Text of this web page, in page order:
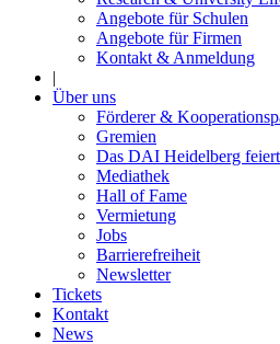
Angebote für Schulen
Angebote für Firmen
Kontakt & Anmeldung
|
Über uns
Förderer &
Gremien
Das DAI Heidelberg
Mediathek
Hall of Fame
Vermietung
Jobs
Barrierefreiheit
Newsletter
Tickets
Kontakt
News